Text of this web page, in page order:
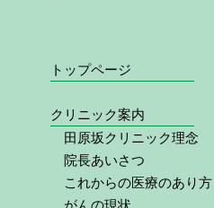
トップページ
クリニック案内
田原坂クリニック理念
院長あいさつ
これからの医療のあり方
がんの現状